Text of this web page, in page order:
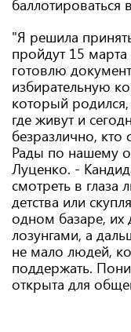
баллотироваться
"Я решила
пройдут 15
готовлю
избирательную
который
где живут и
безразлично, кто
Рады по нашему
Луценко. -
смотреть в глаза
детства или
одном базаре, их
лозунгами, а
не мало людей,
поддержать.
открыта для